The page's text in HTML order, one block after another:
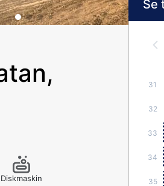
Diskmaskin
Se
31
32
33
34
35